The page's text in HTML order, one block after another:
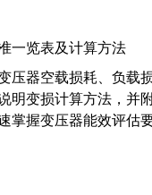
一览表及计算方法
压器空载损耗、负载
明变损计算方法，并
掌握变压器能效评估要